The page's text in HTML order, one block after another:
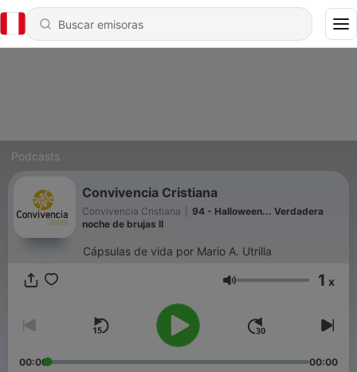
Podcasts
Convivencia Cristiana
Convivencia Cristiana
94 - Halloween... Verdadera
noche de brujas II
Cápsulas de vida por Mario A. Utrilla
Volumen 1 x
00:00 00:00